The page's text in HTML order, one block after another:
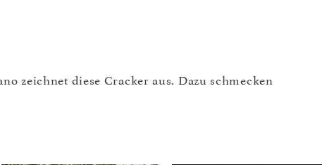
zeichnet diese Cracker aus. Dazu schmecken